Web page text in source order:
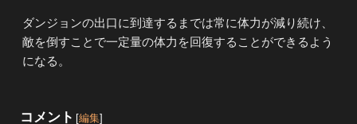
ダンジョンの出口に到達するまでは常に体力が減り続け、
敵を倒すことで一定量の体力を回復することができるよう
になる。
コメント [編集]